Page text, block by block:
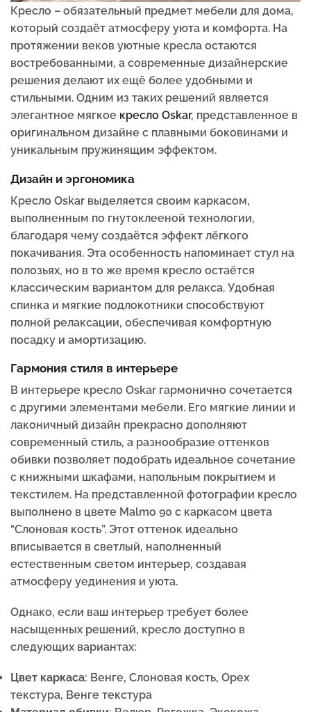
Кресло – обязательный предмет мебели для дома,
который создаёт атмосферу уюта и комфорта. На
протяжении веков уютные кресла остаются
востребованными, а современные дизайнерские
решения делают их ещё более удобными и
стильными. Одним из таких решений является
элегантное мягкое кресло Oskar, представленное в
оригинальном дизайне с плавными боковинами и
уникальным пружинящим эффектом.
Дизайн и эргономика
Кресло Oskar выделяется своим каркасом,
выполненным по гнутоклееной технологии,
благодаря чему создаётся эффект лёгкого
покачивания. Эта особенность напоминает стул на
полозьях, но в то же время кресло остаётся
классическим вариантом для релакса. Удобная
спинка и мягкие подлокотники способствуют
полной релаксации, обеспечивая комфортную
посадку и амортизацию.
Гармония стиля в интерьере
В интерьере кресло Oskar гармонично сочетается
с другими элементами мебели. Его мягкие линии и
лаконичный дизайн прекрасно дополняют
современный стиль, а разнообразие оттенков
обивки позволяет подобрать идеальное сочетание
с книжными шкафами, напольным покрытием и
текстилем. На представленной фотографии кресло
выполнено в цвете Malmo 90 с каркасом цвета
“Слоновая кость”. Этот оттенок идеально
вписывается в светлый, наполненный
естественным светом интерьер, создавая
атмосферу уединения и уюта.
Однако, если ваш интерьер требует более
насыщенных решений, кресло доступно в
следующих вариантах:
Цвет каркаса: Венге, Слоновая кость, Орех
текстура, Венге текстура